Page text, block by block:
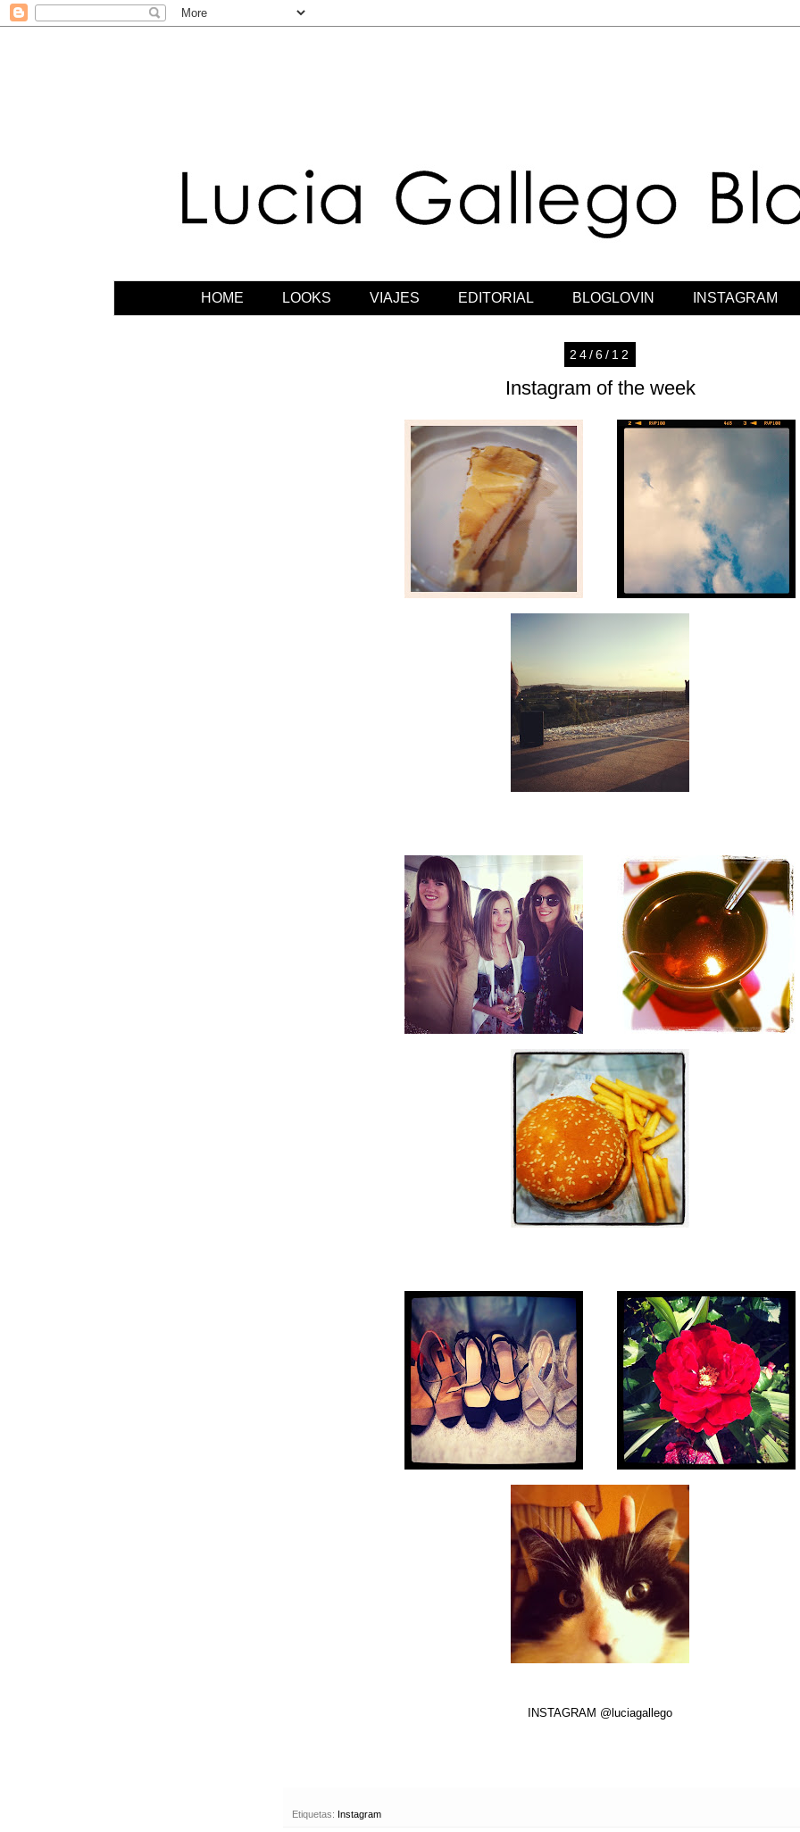
HOME LOOKS VIAJES EDITORIAL BLOGLOVIN INSTAGRAM
24/6/12
Instagram of the week
INSTAGRAM @luciagallego
Etiquetas: Instagram